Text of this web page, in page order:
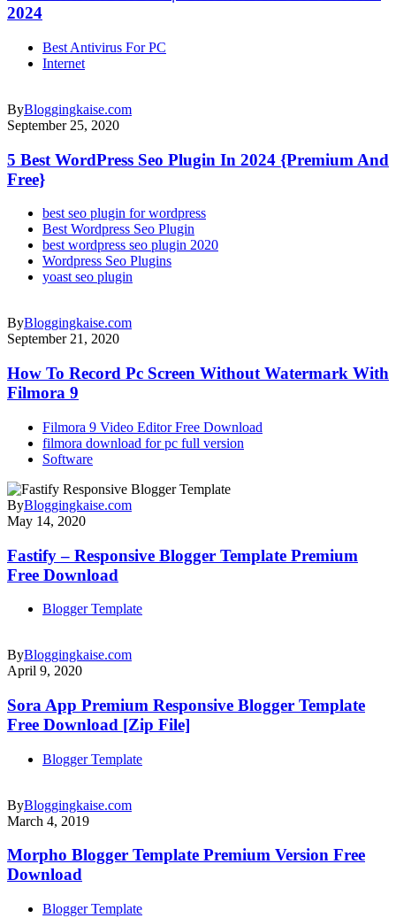
2024
Best Antivirus For PC
Internet
ByBloggingkaise.com
September 25, 2020
5 Best WordPress Seo Plugin In 2024 {Premium And
Free}
best seo plugin for wordpress
Best Wordpress Seo Plugin
best wordpress seo plugin 2020
Wordpress Seo Plugins
yoast seo plugin
ByBloggingkaise.com
September 21, 2020
How To Record Pc Screen Without Watermark With
Filmora 9
Filmora 9 Video Editor Free Download
filmora download for pc full version
Software
ByBloggingkaise.com
May 14, 2020
Fastify – Responsive Blogger Template Premium
Free Download
Blogger Template
ByBloggingkaise.com
April 9, 2020
Sora App Premium Responsive Blogger Template
Free Download [Zip File]
Blogger Template
ByBloggingkaise.com
March 4, 2019
Morpho Blogger Template Premium Version Free
Download
Blogger Template